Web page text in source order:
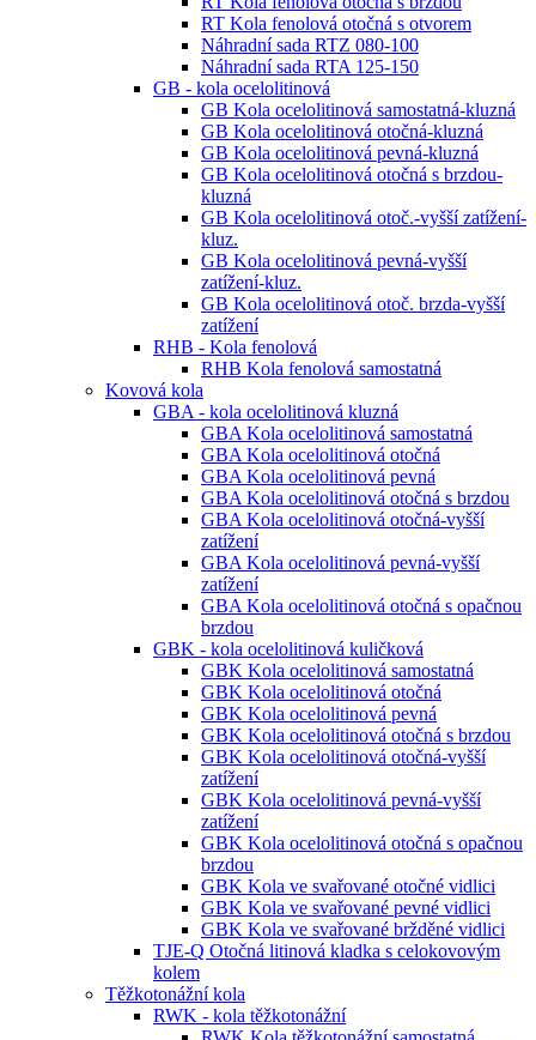
RT Kola fenolová otočná s otvorem
Náhradní sada RTZ 080-100
Náhradní sada RTA 125-150
GB - kola ocelolitinová
GB Kola ocelolitinová samostatná-kluzná
GB Kola ocelolitinová otočná-kluzná
GB Kola ocelolitinová pevná-kluzná
GB Kola ocelolitinová otočná s brzdou-
kluzná
GB Kola ocelolitinová otoč.-vyšší zatížení-
kluz.
GB Kola ocelolitinová pevná-vyšší
zatížení-kluz.
GB Kola ocelolitinová otoč. brzda-vyšší
zatížení
RHB - Kola fenolová
RHB Kola fenolová samostatná
Kovová kola
GBA - kola ocelolitinová kluzná
GBA Kola ocelolitinová samostatná
GBA Kola ocelolitinová otočná
GBA Kola ocelolitinová pevná
GBA Kola ocelolitinová otočná s brzdou
GBA Kola ocelolitinová otočná-vyšší
zatížení
GBA Kola ocelolitinová pevná-vyšší
zatížení
GBA Kola ocelolitinová otočná s opačnou
brzdou
GBK - kola ocelolitinová kuličková
GBK Kola ocelolitinová samostatná
GBK Kola ocelolitinová otočná
GBK Kola ocelolitinová pevná
GBK Kola ocelolitinová otočná s brzdou
GBK Kola ocelolitinová otočná-vyšší
zatížení
GBK Kola ocelolitinová pevná-vyšší
zatížení
GBK Kola ocelolitinová otočná s opačnou
brzdou
GBK Kola ve svařované otočné vidlici
GBK Kola ve svařované pevné vidlici
GBK Kola ve svařované bržděné vidlici
TJE-Q Otočná litinová kladka s celokovovým
kolem
Těžkotonážní kola
RWK - kola těžkotonážní